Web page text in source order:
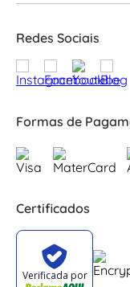
Redes Sociais
Formas de
Certificados